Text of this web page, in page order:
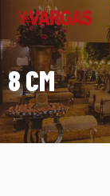
Skip
main
content
8 CM